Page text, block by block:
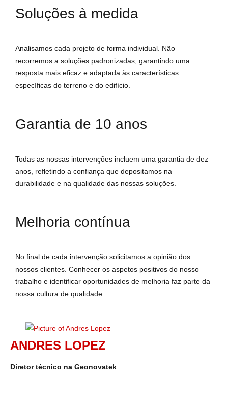
Soluções à medida
Analisamos cada projeto de forma individual. Não
recorremos a soluções padronizadas, garantindo uma
resposta mais eficaz e adaptada às características
específicas do terreno e do edifício.
Garantia de 10 anos
Todas as nossas intervenções incluem uma garantia de dez
anos, refletindo a confiança que depositamos na
durabilidade e na qualidade das nossas soluções.
Melhoria contínua
No final de cada intervenção solicitamos a opinião dos
nossos clientes. Conhecer os aspetos positivos do nosso
trabalho e identificar oportunidades de melhoria faz parte da
nossa cultura de qualidade.
ANDRES LOPEZ
Diretor técnico na Geonovatek